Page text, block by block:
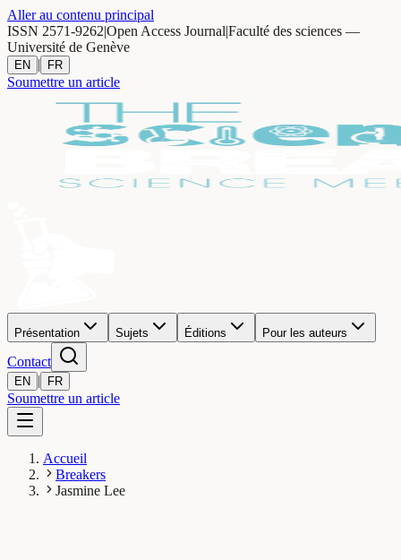
Aller au contenu principal
ISSN 2571-9262|Open Access Journal|Faculté des sciences —
Université de Genève
EN | FR
Soumettre un article
Présentation Sujets Éditions Pour les auteurs
Contact
EN | FR
Soumettre un article
Accueil
Breakers
Jasmine Lee